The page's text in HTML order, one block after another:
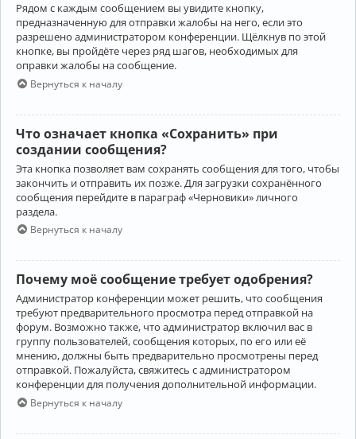
Рядом с каждым сообщением вы увидите кнопку,
предназначенную для отправки жалобы на него, если это
разрешено администратором конференции. Щёлкнув по этой
кнопке, вы пройдёте через ряд шагов, необходимых для
оправки жалобы на сообщение.
Вернуться к началу
Что означает кнопка «Сохранить» при
создании сообщения?
Эта кнопка позволяет вам сохранять сообщения для того, чтобы
закончить и отправить их позже. Для загрузки сохранённого
сообщения перейдите в параграф «Черновики» личного
раздела.
Вернуться к началу
Почему моё сообщение требует одобрения?
Администратор конференции может решить, что сообщения
требуют предварительного просмотра перед отправкой на
форум. Возможно также, что администратор включил вас в
группу пользователей, сообщения которых, по его или её
мнению, должны быть предварительно просмотрены перед
отправкой. Пожалуйста, свяжитесь с администратором
конференции для получения дополнительной информации.
Вернуться к началу